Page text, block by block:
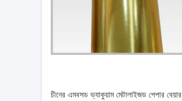
চীনের এমবসড ভ্যাকুয়াম মেটালাইজড পেপার বেয়ার